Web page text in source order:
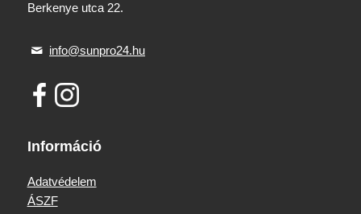
Berkenye utca 22.
info@sunpro24.hu
Információ
Adatvédelem
ÁSZF